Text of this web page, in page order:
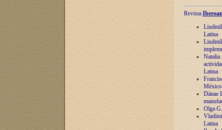
Revista
Latina
Natalia
Latina
México
Dánae
Olga
Latina